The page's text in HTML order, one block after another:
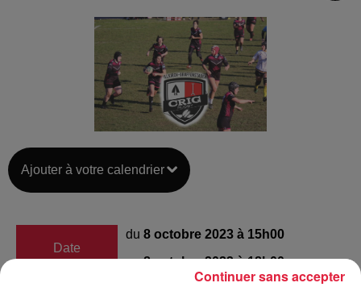
Ajouter à votre calendrier
Date
du 8 octobre 2023 à 15h00
au8 octobre 2023 à 18h00
Continuer sans accepter